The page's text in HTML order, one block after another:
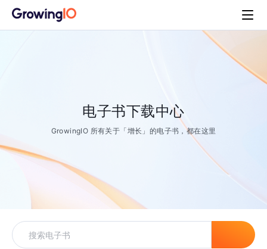
电子书下载中心
GrowingIO 所有关于「增长」的电子书，都在这里